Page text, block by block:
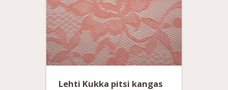
Lehti Kukka pitsi kangas